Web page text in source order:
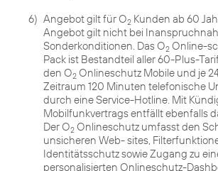
6) Angebot gilt für O2 Kunden ab 60
Angebot gilt nicht bei
Sonderkonditionen. Das O2 Online-
Pack ist Bestandteil aller 60-Plus-
den O2 Onlineschutz Mobile und je
Zeitraum 120 Minuten telefonische
durch eine Service-Hotline. Mit
Mobilfunkvertrags entfällt ebenfalls
Der O2 Onlineschutz umfasst den
unsicheren Web- sites,
Identitätsschutz sowie Zugang zu
personalisierten Onlineschutz-